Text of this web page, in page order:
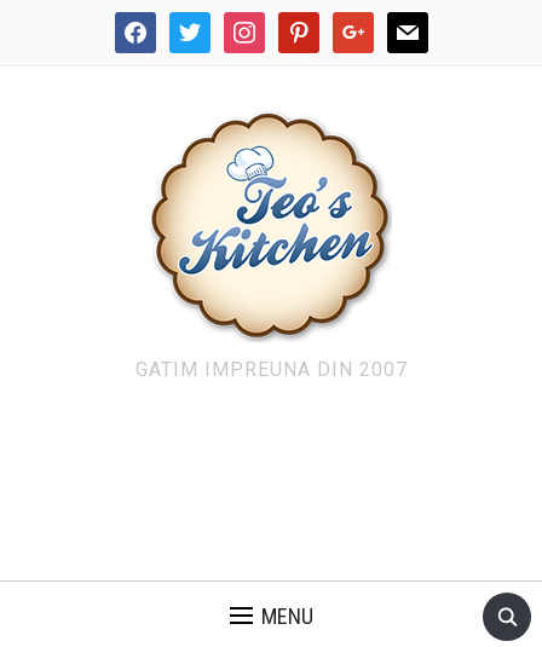
facebooktwitter instagrampinterestgoogle mail
GATIM IMPREUNA DIN 2007
MENU